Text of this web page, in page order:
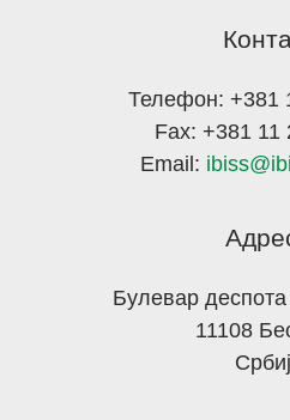
Телефон: +381
Fax: +381 11
Email:
Булевар
11108